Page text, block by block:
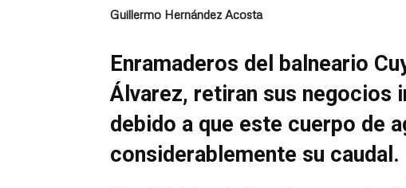
Guillermo Hernández Acosta
Enramaderos del balneario
Álvarez, retiran sus negocios
debido a que este cuerpo de
considerablemente su caudal.